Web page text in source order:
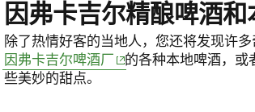
因弗卡吉尔精酿啤酒
除了热情好客的当地人，您还将发现许
因弗卡吉尔啤酒厂
(opens in new window)
的各种本地啤酒，
些美妙的甜点。